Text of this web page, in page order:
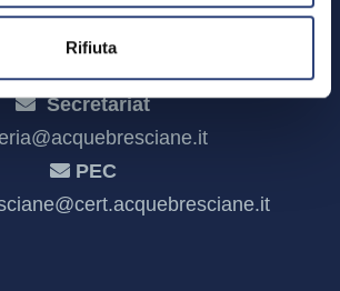
Rifiuta
Secretariat
PEC